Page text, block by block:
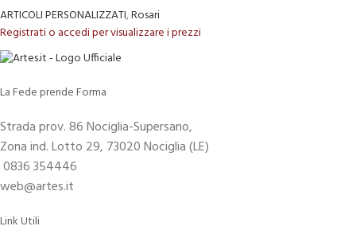
ARTICOLI PERSONALIZZATI,Rosari
Registrati o accedi per visualizzare i prezzi
La Fede prende Forma
Strada prov. 86 Nociglia-Supersano,
Zona ind. Lotto 29, 73020 Nociglia (LE)
0836 354446
web@artes.it
Link Utili